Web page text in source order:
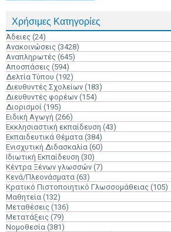
Χρήσιμες Κατηγορίες
Άδειες (24)
Ανακοινώσεις (3428)
Αναπληρωτές (645)
Αποσπάσεις (594)
Δελτία Τύπου (192)
Διευθυντές Σχολείων (183)
Διευθυντές φορέων (154)
Διορισμοί (195)
Ειδική Αγωγή (266)
Εκκλησιαστική εκπαίδευση (43)
Εκπαιδευτικά Θέματα (384)
Ενισχυτική Διδασκαλία (60)
Ιδιωτική Εκπαίδευση (30)
Κέντρα Ξένων γλωσσών (7)
Κενά/Πλεονάσματα (63)
Κρατικό Πιστοποιητικό Γλωσσομάθειας (105)
Μαθητεία (132)
Μεταθέσεις (136)
Μετατάξεις (79)
Νομοθεσία (381)